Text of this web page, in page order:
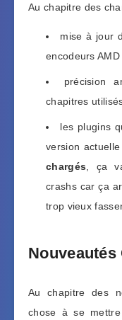
Au chapitre des
mise à jour
encodeurs AMD
précision
chapitres
les plugins
version actuelle
chargés , ça
crashs car ça
trop vieux
Nouveautés
Au chapitre des
chose à se